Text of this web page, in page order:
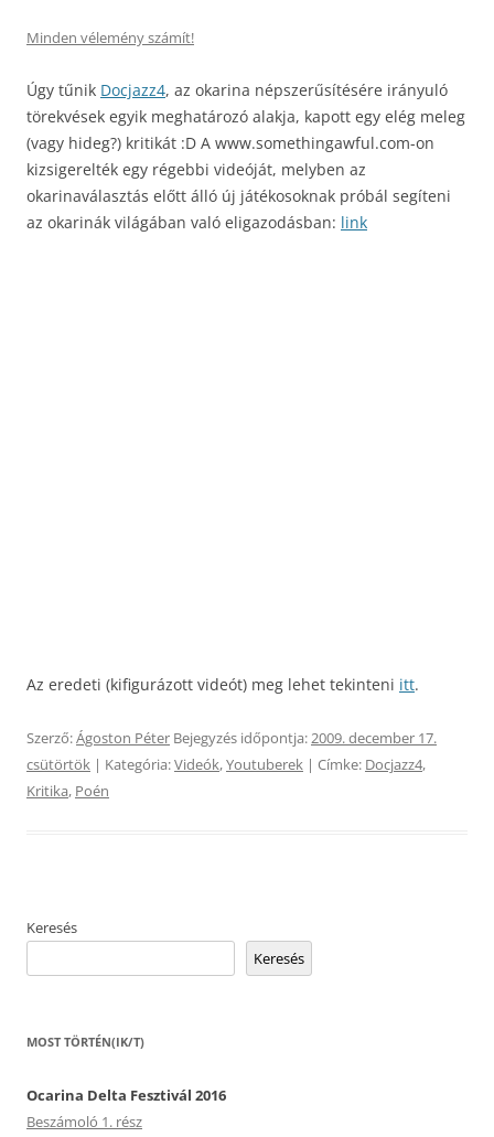
Minden vélemény számít!
Úgy tűnik Docjazz4, az okarina népszerűsítésére irányuló
törekvések egyik meghatározó alakja, kapott egy elég meleg
(vagy hideg?) kritikát :D A www.somethingawful.com-on
kizsigerelték egy régebbi videóját, melyben az
okarinaválasztás előtt álló új játékosoknak próbál segíteni
az okarinák világában való eligazodásban: link
Az eredeti (kifigurázott videót) meg lehet tekinteni itt.
Szerző:Ágoston Péter Bejegyzés időpontja:2009. december 17.
csütörtök | Kategória:Videók,Youtuberek | Címke: Docjazz4,
Kritika, Poén
Keresés
Keresés
MOST TÖRTÉN(IK/T)
Ocarina Delta Fesztivál 2016
Beszámoló 1. rész